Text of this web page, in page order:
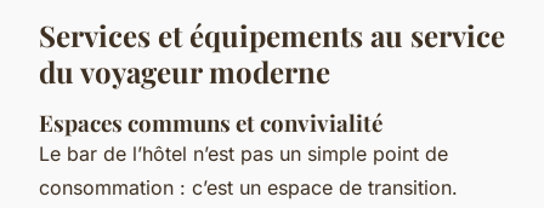
Services et équipements au service
du voyageur moderne
Espaces communs et convivialité
Le bar de l’hôtel n’est pas un simple point de
consommation : c’est un espace de transition.